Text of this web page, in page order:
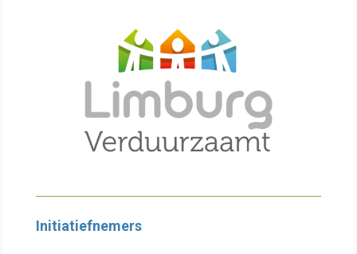
Initiatiefnemers